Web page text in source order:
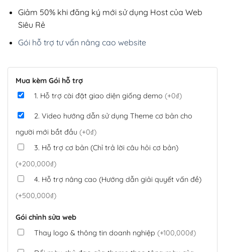
Giảm 50% khi đăng ký mới sử dụng Host của Web
Siêu Rẻ
Gói hỗ trợ tư vấn nâng cao website
Mua kèm Gói hỗ trợ
1. Hỗ trợ cài đặt giao diện giống demo (+0₫)
2. Video hướng dẫn sử dụng Theme cơ bản cho
người mới bắt đầu (+0₫)
3. Hỗ trợ cơ bản (Chỉ trả lời câu hỏi cơ bản)
(+200,000₫)
4. Hỗ trợ nâng cao (Hướng dẫn giải quyết vấn đề)
(+500,000₫)
Gói chỉnh sửa web
Thay logo & thông tin doanh nghiệp (+100,000₫)